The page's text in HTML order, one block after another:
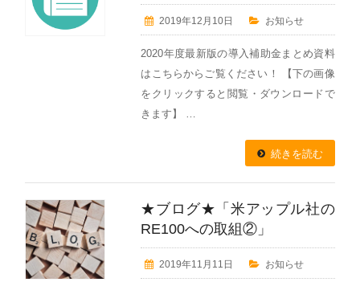
2019年12月10日 お知らせ
2020年度最新版の導入補助金まとめ資料
はこちらからご覧ください！ 【下の画像
をクリックすると閲覧・ダウンロードで
きます】 …
続きを読む
★ブログ★「米アップル社の
RE100への取組②」
2019年11月11日 お知らせ